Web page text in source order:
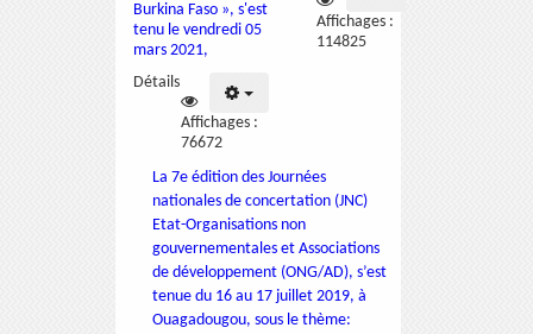
Burkina Faso », s'est
tenu le vendredi 05
mars 2021,
Détails
Affichages :
76672
Affichages :
114825
La 7e édition des Journées
nationales de concertation (JNC)
Etat-Organisations non
gouvernementales et Associations
de développement (ONG/AD), s’est
tenue du 16 au 17 juillet 2019, à
Ouagadougou, sous le thème: